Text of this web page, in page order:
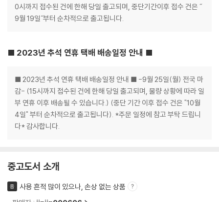
0시까지 접수된 건에 한해 당일 출고되며, 중단기간이후 접수 건은 ˝
9월 19일˝부터 순차적으로 출고됩니다.
■ 2023년 추석 연휴 택배 배송일정 안내 ■
■ 2023년 추석 연휴 택배 배송일정 안내 ■ -9월 25일(월) 전국 마
감- (15시까지 접수된 건에 한해 당일 출고되며, 물량 상황에 따라 일
부 연휴 이후 배송될 수 있습니다.) (중단 기간 이후 접수 건은 "10월
4일" 부터 순차적으로 출고됩니다). *주문 일정에 참고 부탁 드립니
다* 감사합니다.
중고도서 소개
중
사용 흔적 많이 있으나, 손상 없는 상품